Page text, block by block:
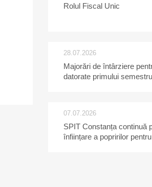
Rolul Fiscal Unic
28.07.2026
Majorări de întârziere
datorate primului
07.07.2026
SPIT Constanța continuă
înființare a popririlor